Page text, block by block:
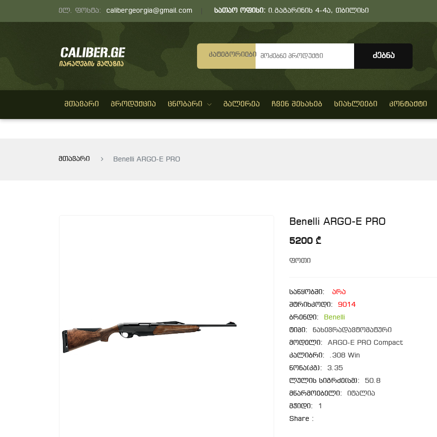
ელ. ფოსტა: calibergeorgia@gmail.com სათაო ოფისი: ი.გაგარინის 4-4ა, თბილისი
Კატეგორიები
ᲛᲗᲐᲕᲐᲠᲘ ᲞᲠᲝᲓᲣᲥᲪᲘᲐ ᲪᲜᲝᲑᲐᲠᲘ ᲒᲐᲚᲔᲠᲔᲐ ᲩᲕᲔᲜ ᲨᲔᲡᲐᲮᲔᲑ ᲡᲘᲐᲮᲚᲔᲔᲑᲘ ᲙᲝᲜᲢᲐᲥᲢᲘ
მთავარი Benelli ARGO-E PRO
Benelli ARGO-E PRO
5200 ₾
ფოთი
საწყობში:
არა
შტრიხკოდი:
9014
ბრენდი:
Benelli
ტიპი:
ნახევრადავტომატური
მოდელი:
ARGO-E PRO Compact
კალიბრი:
.308 Win
წონა(კგ):
3.35
ლულის სიგრძე(სმ):
50.8
მწარმოებელი:
იტალია
მჭიდი:
1
Share :